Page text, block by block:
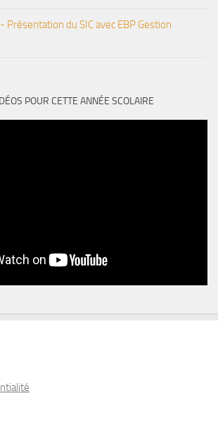
Présentation du SIC avec EBP Gestion
POUR CETTE ANNÉE SCOLAIRE